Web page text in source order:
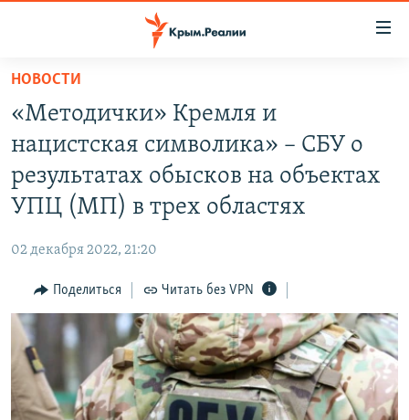
Вернуться
основному
содержанию
главной
Вернутся
поиску
СПЕЦПРОЕКТЫ
КАРТА ВОЕННЫХ ОБЪЕКТОВ КРЫМА
ИСТОРИЯ
ИНТЕРАКТИВ
ИНФОГРАФИКА
ТЕЛЕПРОЕКТ КРЫМ.РЕАЛИИ
СОВЕТЫ ПРАВОЗАЩИТНИКОВ
ПРОПАВШИЕ БЕЗ ВЕСТИ
РАДІО СВОБОДА
КАК ОБОЙТИ БЛОКИРОВКУ
Українською
Qırımtatar
НОВОСТИ
«Методички» Кремля и
нацистская символика» – СБУ о
результатах обысков на объектах
УПЦ (МП) в трех областях
02 декабря 2022, 21:20
Поделиться Читать без VPN